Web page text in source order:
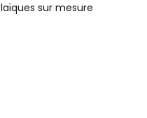
sur mesure